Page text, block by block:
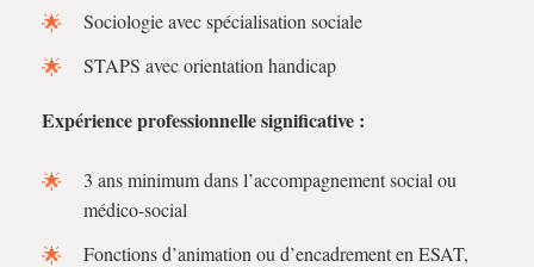
Sociologie avec spécialisation sociale
STAPS avec orientation handicap
Expérience professionnelle significative :
3 ans minimum dans l’accompagnement social ou
médico-social
Fonctions d’animation ou d’encadrement en ESAT,